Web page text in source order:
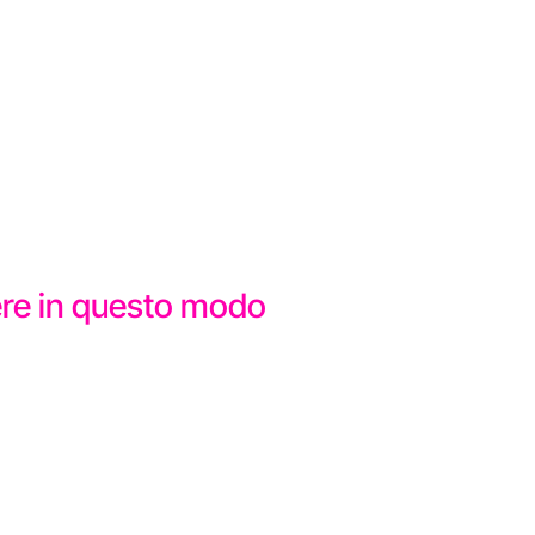
in questo modo